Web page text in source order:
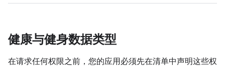
健康与健身数据类型
在请求任何权限之前，您的应用必须先在清单中声明这些权